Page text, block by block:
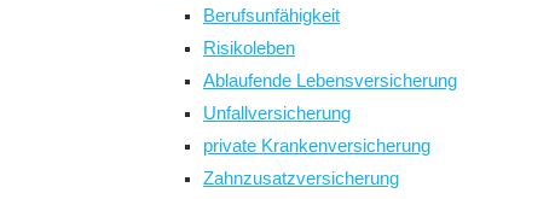
Berufsunfähigkeit
Risikoleben
Ablaufende Lebensversicherung
Unfallversicherung
private Krankenversicherung
Zahnzusatzversicherung